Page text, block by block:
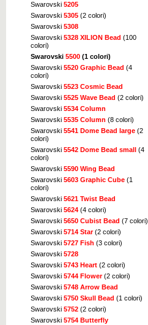
Swarovski 5205
Swarovski 5305 (2 colori)
Swarovski 5308
Swarovski 5328 XILION Bead (100
colori)
Swarovski 5500 (1 colori)
Swarovski 5520 Graphic Bead (4
colori)
Swarovski 5523 Cosmic Bead
Swarovski 5525 Wave Bead (2 colori)
Swarovski 5534 Column
Swarovski 5535 Column (8 colori)
Swarovski 5541 Dome Bead large (2
colori)
Swarovski 5542 Dome Bead small (4
colori)
Swarovski 5590 Wing Bead
Swarovski 5603 Graphic Cube (1
colori)
Swarovski 5621 Twist Bead
Swarovski 5624 (4 colori)
Swarovski 5650 Cubist Bead (7 colori)
Swarovski 5714 Star(2 colori)
Swarovski 5727 Fish (3 colori)
Swarovski 5728
Swarovski 5743 Heart (2 colori)
Swarovski 5744 Flower(2 colori)
Swarovski 5748 Arrow Bead
Swarovski 5750 Skull Bead (1 colori)
Swarovski 5752 (2 colori)
Swarovski 5754 Butterfly